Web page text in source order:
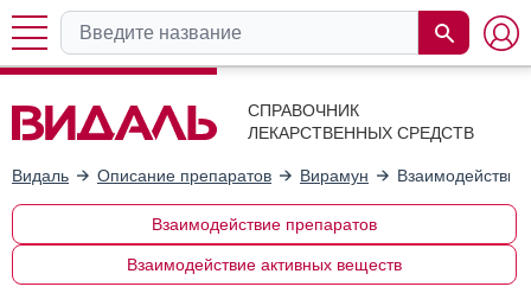
СПРАВОЧНИК
ЛЕКАРСТВЕННЫХ СРЕДСТВ
Видаль Описание препаратов Вирамун
Взаимодействие препаратов
Взаимодействие активных веществ